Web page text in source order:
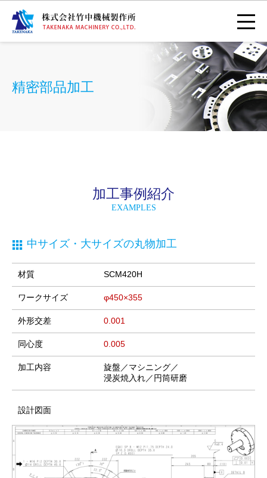
精密部品加工
加工事例紹介
EXAMPLES
中サイズ・大サイズの丸物加工
材質 SCM420H
ワークサイズ φ450×355
外形交差 0.001
同心度 0.005
加工内容
旋盤／マシニング／
浸炭焼入れ／円筒研磨
設計図面